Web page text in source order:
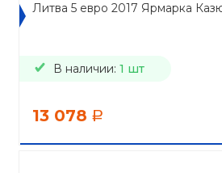
Литва 5 евро 2017 Ярмарка
В наличии: 1 шт
13 078 a